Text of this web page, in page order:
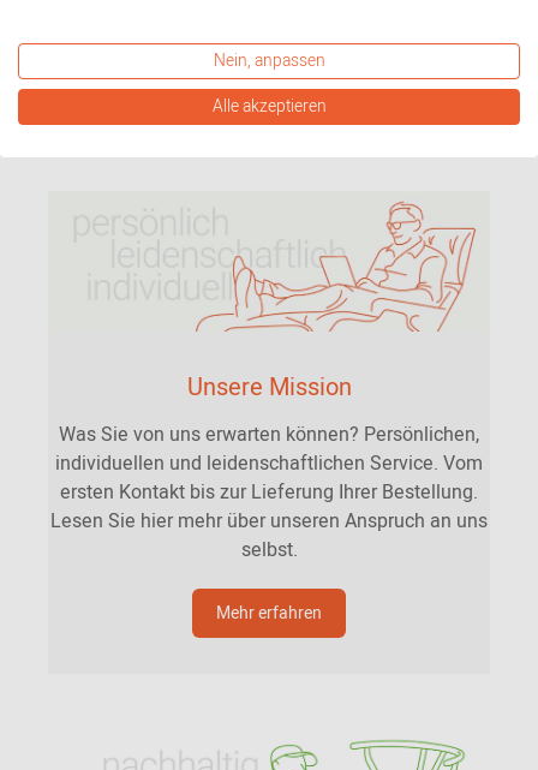
Jetzt Newsletter abonnieren
Unsere Mission
Was Sie von uns erwarten können? Persönlichen,
individuellen und leidenschaftlichen Service. Vom
ersten Kontakt bis zur Lieferung Ihrer Bestellung.
Lesen Sie hier mehr über unseren Anspruch an uns
selbst.
Mehr erfahren
Nein, anpassen
Alle akzeptieren